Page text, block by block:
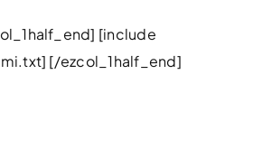
[include
[/ezcol_1half_end]